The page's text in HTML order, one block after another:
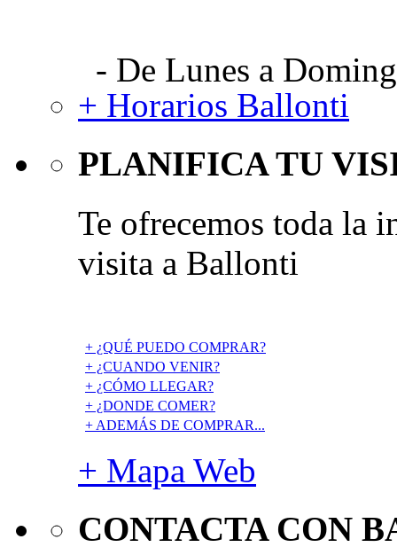
- De Lunes a
+ Horarios Ballonti
PLANIFICA TU
Te ofrecemos toda la
visita a Ballonti
+ ¿QUÉ PUEDO COMPRAR?
+ ¿CUANDO VENIR?
+ ¿CÓMO LLEGAR?
+ ¿DONDE COMER?
+ ADEMÁS DE COMPRAR...
+ Mapa Web
CONTACTA CON